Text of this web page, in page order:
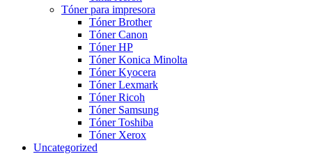
Tóner para impresora
Tóner Brother
Tóner Canon
Tóner HP
Tóner Konica Minolta
Tóner Kyocera
Tóner Lexmark
Tóner Ricoh
Tóner Samsung
Tóner Toshiba
Tóner Xerox
Uncategorized